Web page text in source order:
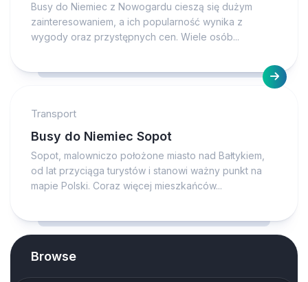
Busy do Niemiec z Nowogardu cieszą się dużym
zainteresowaniem, a ich popularność wynika z
wygody oraz przystępnych cen. Wiele osób...
Transport
Busy do Niemiec Sopot
Sopot, malowniczo położone miasto nad Bałtykiem,
od lat przyciąga turystów i stanowi ważny punkt na
mapie Polski. Coraz więcej mieszkańców...
Browse